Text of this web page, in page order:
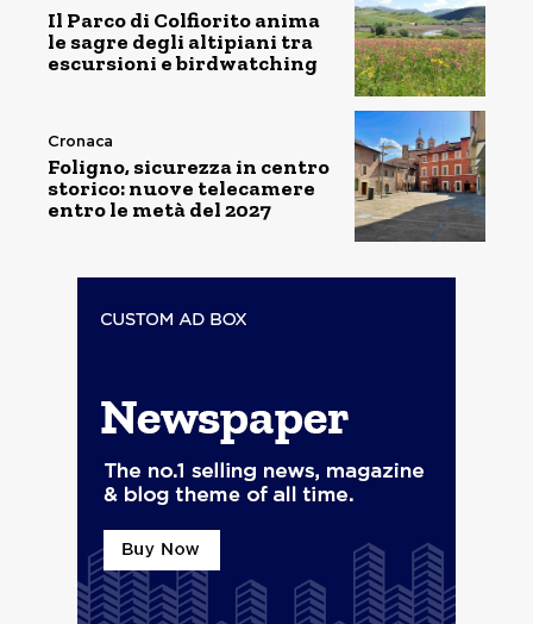
Il Parco di Colfiorito anima
le sagre degli altipiani tra
escursioni e birdwatching
Cronaca
Foligno, sicurezza in centro
storico: nuove telecamere
entro le metà del 2027